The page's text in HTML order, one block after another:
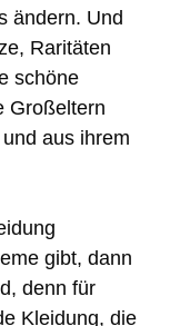
ändern. Und
Raritäten
schöne
Großeltern
aus ihrem
gibt, dann
denn für
Kleidung, die